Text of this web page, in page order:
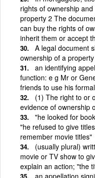
rights of ownership
property 2 The
can buy the rights of
inherit them or accept
A legal document
ownership of a property
an identifying
function: e g Mr or
friends to use his
(1) The right to or
evidence of ownership
"he looked for
"he refused to give
remember movie titles"
(usually plural)
movie or TV show to
explain an action; "the
an appellation